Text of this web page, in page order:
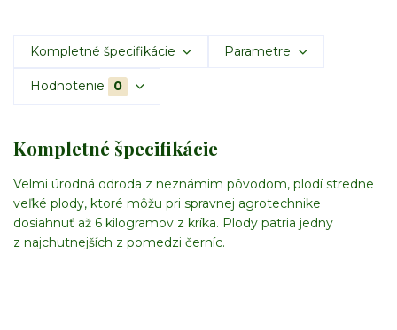
Kompletné špecifikácie Parametre
Hodnotenie 0
Kompletné špecifikácie
Velmi úrodná odroda z neznámim pôvodom, plodí stredne
veľké plody, ktoré môžu pri spravnej agrotechnike
dosiahnuť až 6 kilogramov z kríka. Plody patria jedny
z najchutnejších z pomedzi černíc.